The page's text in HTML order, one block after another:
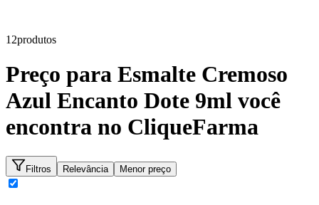
12produtos
Preço para Esmalte Cremoso
Azul Encanto Dote 9ml você
encontra no CliqueFarma
Filtros Relevância Menor preço